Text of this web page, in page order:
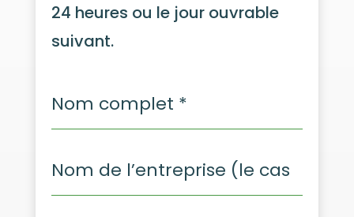
24 heures ou le jour ouvrable
suivant.